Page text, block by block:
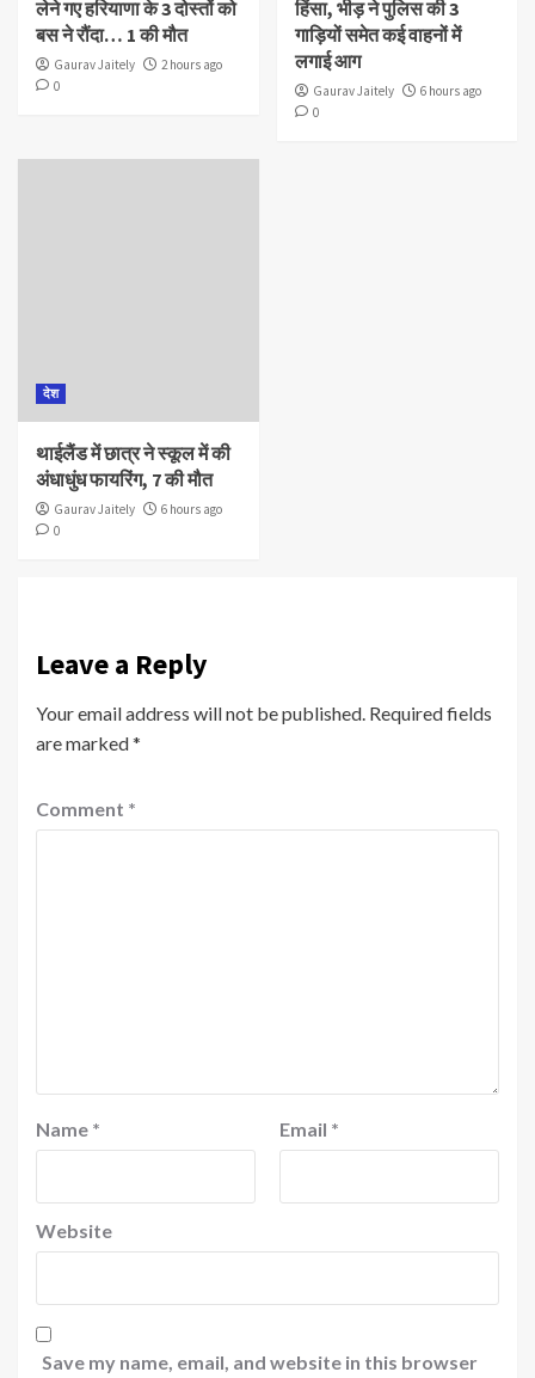
लेने गए हरियाणा के 3 दोस्तों को
बस ने रौंदा… 1 की मौत
Gaurav Jaitely
2 hours ago
0
हिंसा, भीड़ ने पुलिस की 3
गाड़ियों समेत कई वाहनों में
लगाई आग
Gaurav Jaitely
6 hours ago
0
देश
थाईलैंड में छात्र ने स्कूल में की
अंधाधुंध फायरिंग, 7 की मौत
Gaurav Jaitely
6 hours ago
0
Leave a Reply
Your email address will not be published. Required fields
are marked*
Comment *
Name * Email *
Website
Save my name, email, and website in this browser